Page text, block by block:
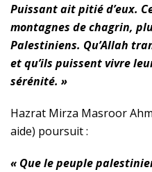
Puissant ait pitié d’eux.
montagnes de chagrin,
Palestiniens. Qu’Allah
et qu’ils puissent vivre
sérénité. »
Hazrat Mirza Masroor
aide) poursuit :
« Que le peuple